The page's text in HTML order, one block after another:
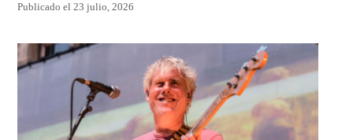
Publicado el 23 julio, 2026